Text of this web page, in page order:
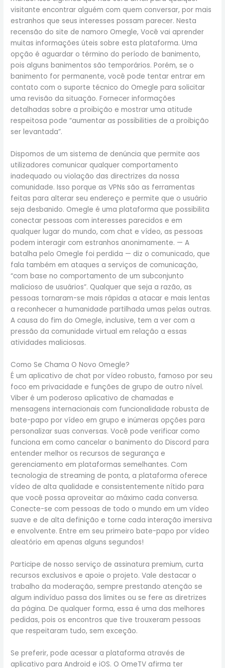
visitante encontrar alguém com quem conversar, por mais
estranhos que seus interesses possam parecer. Nesta
recensão do site de namoro Omegle, Você vai aprender
muitas informações úteis sobre esta plataforma. Uma
opção é aguardar o término do período de banimento,
pois alguns banimentos são temporários. Porém, se o
banimento for permanente, você pode tentar entrar em
contato com o suporte técnico do Omegle para solicitar
uma revisão da situação. Fornecer informações
detalhadas sobre a proibição e mostrar uma atitude
respeitosa pode “aumentar as possibilities de a proibição
ser levantada”.
Dispomos de um sistema de denúncia que permite aos
utilizadores comunicar qualquer comportamento
inadequado ou violação das directrizes da nossa
comunidade. Isso porque as VPNs são as ferramentas
feitas para alterar seu endereço e permite que o usuário
seja desbanido. Omegle é uma plataforma que possibilita
conectar pessoas com interesses parecidos e em
qualquer lugar do mundo, com chat e vídeo, as pessoas
podem interagir com estranhos anonimamente. — A
batalha pelo Omegle foi perdida — diz o comunicado, que
fala também em ataques a serviços de comunicação,
“com base no comportamento de um subconjunto
malicioso de usuários”. Qualquer que seja a razão, as
pessoas tornaram-se mais rápidas a atacar e mais lentas
a reconhecer a humanidade partilhada umas pelas outras.
A causa do fim do Omegle, inclusive, tem a ver com a
pressão da comunidade virtual em relação a essas
atividades maliciosas.
Como Se Chama O Novo Omegle?
É um aplicativo de chat por vídeo robusto, famoso por seu
foco em privacidade e funções de grupo de outro nível.
Viber é um poderoso aplicativo de chamadas e
mensagens internacionais com funcionalidade robusta de
bate-papo por vídeo em grupo e inúmeras opções para
personalizar suas conversas. Você pode verificar como
funciona em como cancelar o banimento do Discord para
entender melhor os recursos de segurança e
gerenciamento em plataformas semelhantes. Com
tecnologia de streaming de ponta, a plataforma oferece
vídeo de alta qualidade e consistentemente nítido para
que você possa aproveitar ao máximo cada conversa.
Conecte-se com pessoas de todo o mundo em um vídeo
suave e de alta definição e torne cada interação imersiva
e envolvente. Entre em seu primeiro bate-papo por vídeo
aleatório em apenas alguns segundos!
Participe de nosso serviço de assinatura premium, curta
recursos exclusivos e apoie o projeto. Vale destacar o
trabalho da moderação, sempre prestando atenção se
algum indivíduo passa dos limites ou se fere as diretrizes
da página. De qualquer forma, essa é uma das melhores
pedidas, pois os encontros que tive trouxeram pessoas
que respeitaram tudo, sem exceção.
Se preferir, pode acessar a plataforma através de
aplicativo para Android e iOS. O OmeTV afirma ter